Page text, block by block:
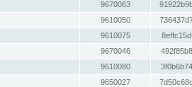
9670063
9610050
9610075
9670046
9610080
9650027